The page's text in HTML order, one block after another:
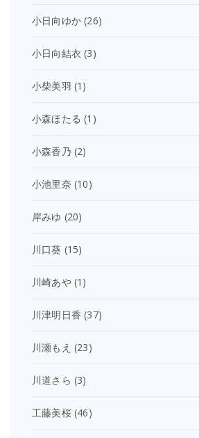
小日向ゆか (26)
小日向結衣 (3)
小柴美羽 (1)
小森ほたる (1)
小森香乃 (2)
小池里奈 (10)
岸みゆ (20)
川口葵 (15)
川崎あや(1)
川津明日香 (37)
川瀬もえ (23)
川道さら (3)
工藤美桜(46)